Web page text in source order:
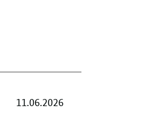
11.06.2026